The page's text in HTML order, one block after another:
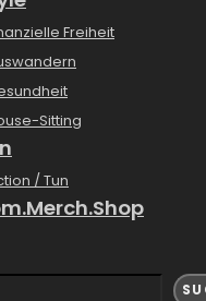
Freiheit
Sitting
/ Tun